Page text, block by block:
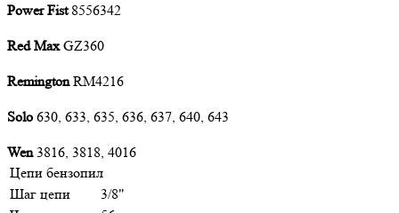
Power Fist8556342
Red MaxGZ360
RemingtonRM4216
Solo 630, 633, 635, 636, 637, 640, 643
Wen3816, 3818, 4016
Цепи бензопил
Шаг цепи
3/8"